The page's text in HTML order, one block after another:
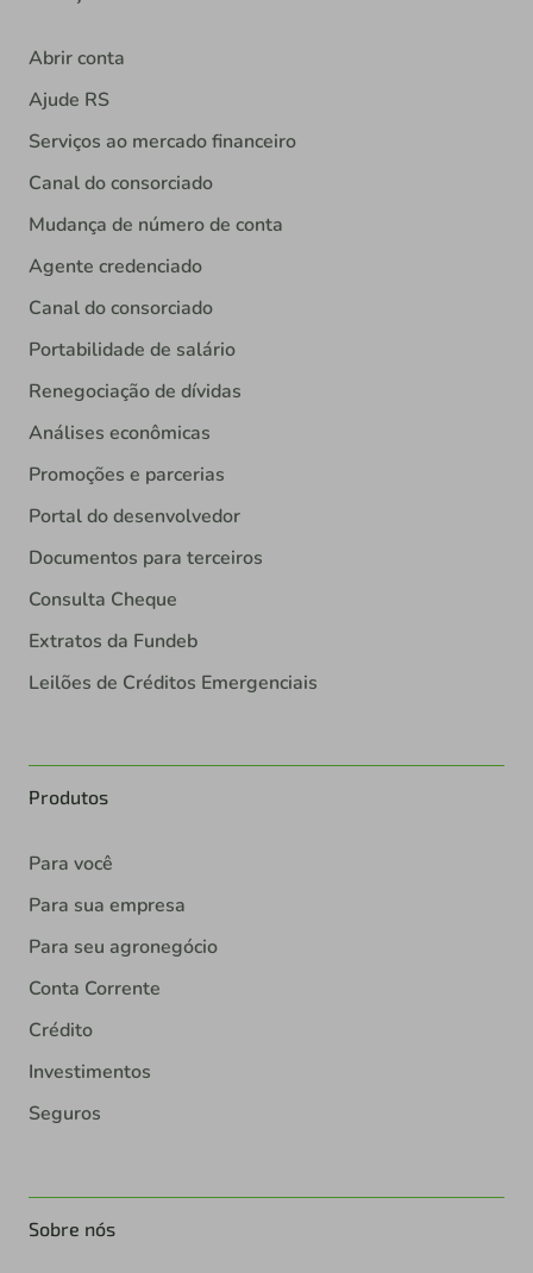
Abrir conta
Ajude RS
Serviços ao mercado financeiro
Canal do consorciado
Mudança de número de conta
Agente credenciado
Canal do consorciado
Portabilidade de salário
Renegociação de dívidas
Análises econômicas
Promoções e parcerias
Portal do desenvolvedor
Documentos para terceiros
Consulta Cheque
Extratos da Fundeb
Leilões de Créditos Emergenciais
Produtos
Para você
Para sua empresa
Para seu agronegócio
Conta Corrente
Crédito
Investimentos
Seguros
Sobre nós